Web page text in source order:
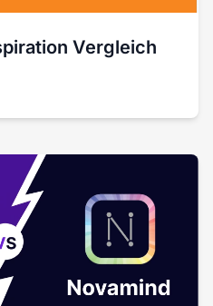
Vergleich